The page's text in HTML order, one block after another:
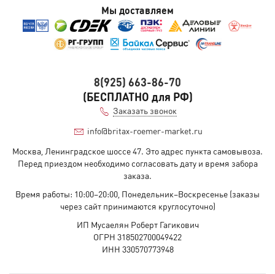
Мы доставляем
8(925) 663-86-70
(БЕСПЛАТНО для РФ)
Заказать звонок
info@britax-roemer-market.ru
Москва, Ленинградское шоссе 47. Это адрес пункта самовывоза.
Перед приездом необходимо согласовать дату и время забора
заказа.
Время работы: 10:00–20:00, Понедельник–Воскресенье (заказы
через сайт принимаются круглосуточно)
ИП Мусаелян Роберт Гагикович
ОГРН 318502700049422
ИНН 330570773948